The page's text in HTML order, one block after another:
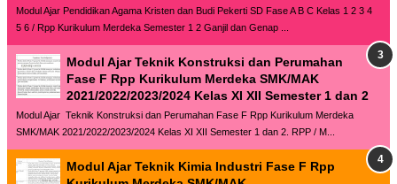
Modul Ajar Pendidikan Agama Kristen dan Budi Pekerti SD Fase A B C Kelas 1 2 3 4
5 6 / Rpp Kurikulum Merdeka Semester 1 2 Ganjil dan Genap ...
Modul Ajar Teknik Konstruksi dan Perumahan
Fase F Rpp Kurikulum Merdeka SMK/MAK
2021/2022/2023/2024 Kelas XI XII Semester 1 dan 2
Modul Ajar Teknik Konstruksi dan Perumahan Fase F Rpp Kurikulum Merdeka
SMK/MAK 2021/2022/2023/2024 Kelas XI XII Semester 1 dan 2. RPP / M...
Modul Ajar Teknik Kimia Industri Fase F Rpp